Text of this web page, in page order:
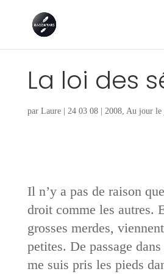
La loi des
par Laure| 24 03 08| 2008, Au jour le
Il n’y a pas de raison
droit comme les autres.
grosses merdes,
petites. De passage
me suis pris les pieds